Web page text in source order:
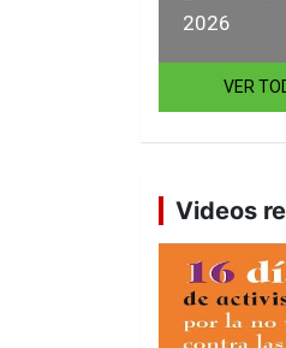
2026
VER
Videos